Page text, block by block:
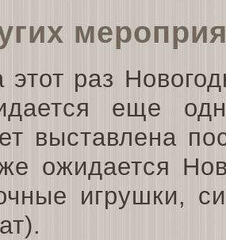
этот раз
еще
выставлена
ожидается
игрушки,